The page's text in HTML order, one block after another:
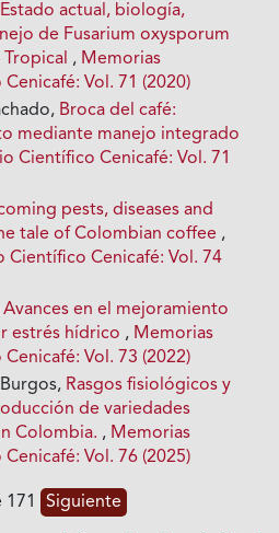
Estado actual, biología,
de Fusarium oxysporum
Tropical , Memorias
Vol. 71 (2020)
Broca del café:
mediante manejo integrado
Científico Cenicafé: Vol. 71
pests, diseases and
tale of Colombian coffee ,
Científico Cenicafé: Vol. 74
Avances en el mejoramiento
estrés hídrico , Memorias
Vol. 73 (2022)
Rasgos fisiológicos y
de variedades
Colombia. , Memorias
Vol. 76 (2025)
171 Siguiente